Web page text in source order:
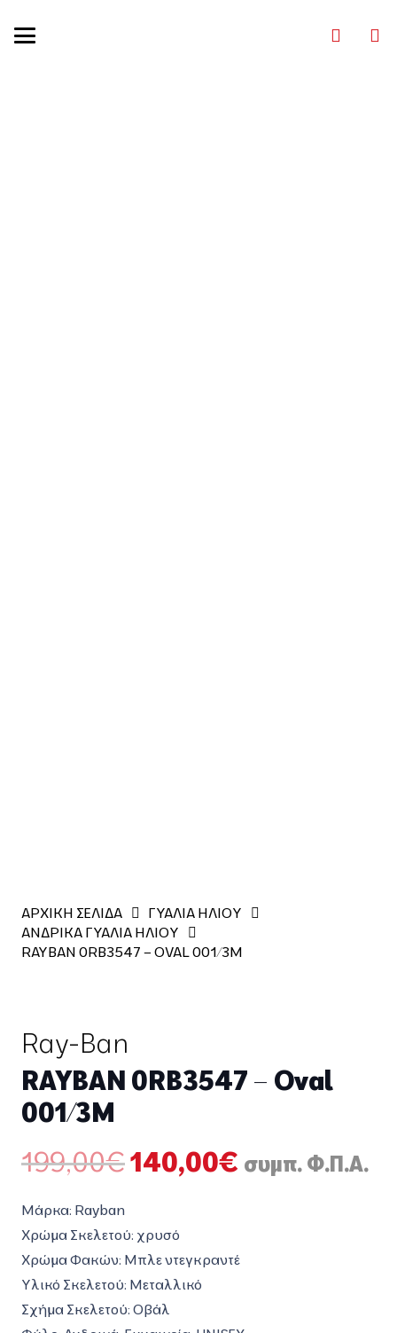
ΑΡΧΙΚΗ ΣΕΛΙΔΑ
ΓΥΑΛΙΑ ΗΛΙΟΥ
ΑΝΔΡΙΚΑ ΓΥΑΛΙΑ ΗΛΙΟΥ
RAYBAN 0RB3547 – OVAL 001/3M
Ray-Ban
RAYBAN 0RB3547 – Oval
001/3M
199,00€Original
price
199,00€.
140,00€ Η
τρέχουσα
140,00€.
συμπ. Φ.Π.Α.
Μάρκα: Rayban
Χρώμα Σκελετού: χρυσό
Χρώμα Φακών: Μπλε ντεγκραντέ
Υλικό Σκελετού: Μεταλλικό
Σχήμα Σκελετού: Οβάλ